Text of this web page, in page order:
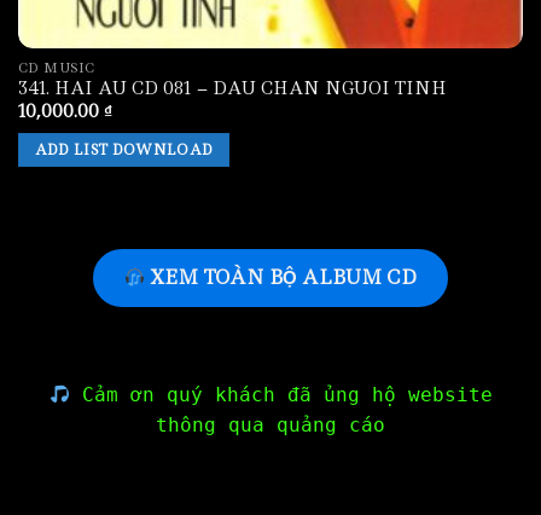
CD MUSIC
341. HAI AU CD 081 – DAU CHAN NGUOI TINH
10,000.00 ₫
ADD LIST DOWNLOAD
XEM TOÀN BỘ ALBUM CD
Cảm ơn quý khách đã ủng hộ website
thông qua quảng cáo